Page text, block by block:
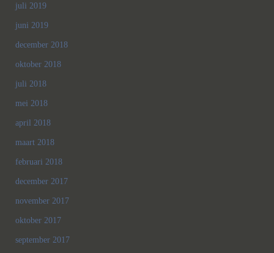
juli 2019
juni 2019
december 2018
oktober 2018
juli 2018
mei 2018
april 2018
maart 2018
februari 2018
december 2017
november 2017
oktober 2017
september 2017